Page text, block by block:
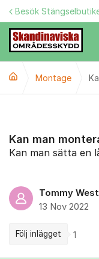
Hoppa till innehåll
Besök
Montage
Kan man
Kan man sätta en
Tommy
13 Nov 2022
Följ inlägget 1